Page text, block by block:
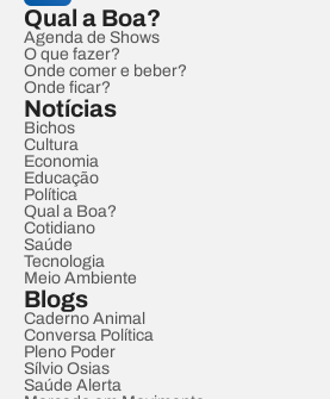
Qual a Boa?
Agenda de Shows
O que fazer?
Onde comer e beber?
Onde ficar?
Notícias
Bichos
Cultura
Economia
Educação
Política
Qual a Boa?
Cotidiano
Saúde
Tecnologia
Meio Ambiente
Blogs
Caderno Animal
Conversa Política
Pleno Poder
Sílvio Osias
Saúde Alerta